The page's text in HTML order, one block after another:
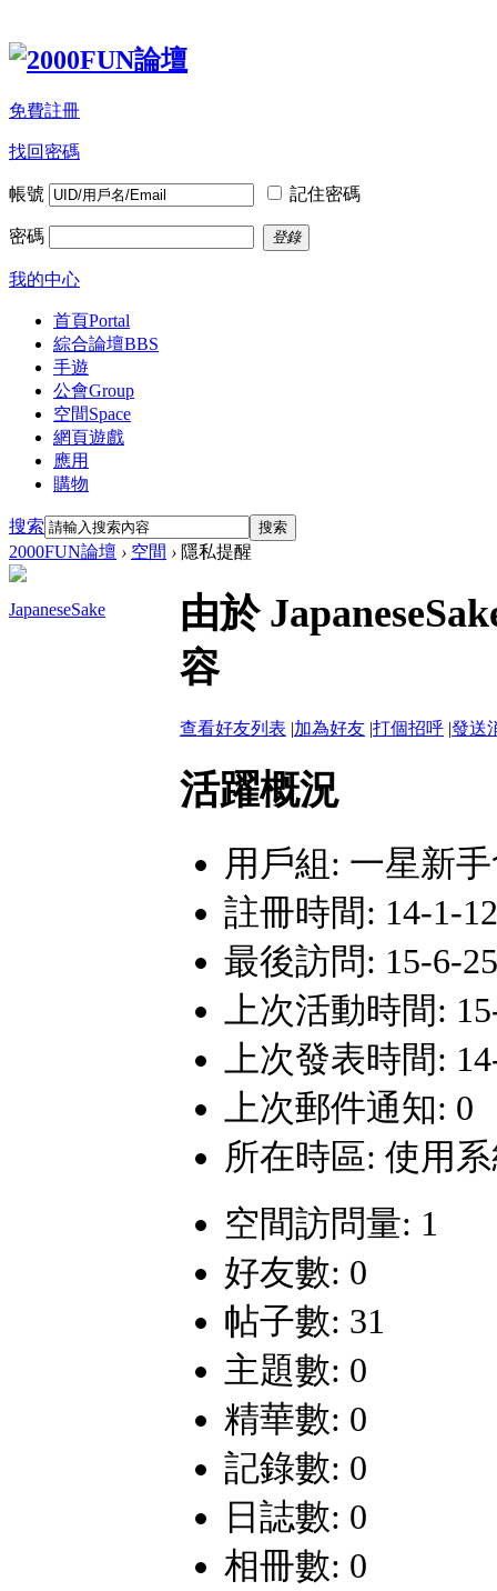
免費註冊
找回密碼
帳號 記住密碼
密碼 登錄
我的中心
首頁Portal
綜合論壇BBS
手遊
公會Group
空間Space
網頁遊戲
應用
購物
搜索 搜索
2000FUN論壇 › 空間 › 隱私提醒
JapaneseSake
由於
容
查看好友列表 |加為好友 |打個招呼 |發送
活躍概況
用戶組: 一星新
註冊時間: 14-1-
最後訪問: 15-6-
上次活動時間:
上次發表時間:
上次郵件通知: 0
所在時區: 使用
空間訪問量: 1
好友數: 0
帖子數: 31
主題數: 0
精華數: 0
記錄數: 0
日誌數: 0
相冊數: 0